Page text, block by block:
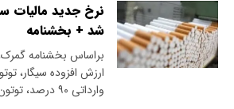
نرخ جدید مالیات
شد + بخشنامه
براساس بخشنامه
ارزش افزوده سیگار،
وارداتی ۹۰ درصد، توتون خام وارداتی ۳۵…